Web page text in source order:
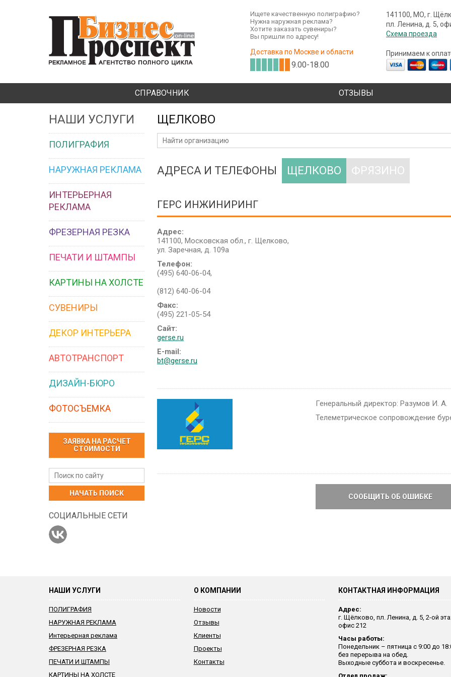
141100, МО, г.
пл. Ленина, д. 5,
Схема проезда
Принимаем к
Ищете качественную полиграфию?
Нужна наружная реклама?
Хотите заказать сувениры?
Вы пришли по адресу!
Доставка по Москве и области
9.00-18.00
СПРАВОЧНИК ОТЗЫВЫ
НАШИ УСЛУГИ
ПОЛИГРАФИЯ
НАРУЖНАЯ РЕКЛАМА
ИНТЕРЬЕРНАЯ
РЕКЛАМА
ФРЕЗЕРНАЯ РЕЗКА
ПЕЧАТИ И ШТАМПЫ
КАРТИНЫ НА ХОЛСТЕ
СУВЕНИРЫ
ДЕКОР ИНТЕРЬЕРА
АВТОТРАНСПОРТ
ДИЗАЙН-БЮРО
ФОТОСЪЕМКА
ЗАЯВКА НА РАСЧЕТ
СТОИМОСТИ
НАЧАТЬ ПОИСК
СОЦИАЛЬНЫЕ СЕТИ
ЩЕЛКОВО
АДРЕСА И ТЕЛЕФОНЫ ЩЕЛКОВО ФРЯЗИНО
ГЕРС ИНЖИНИРИНГ
Адрес:
141100, Московская обл., г. Щелково,
ул. Заречная, д. 109а
Телефон:
(495) 640-06-04,
(812) 640-06-04
Факс:
(495) 221-05-54
Сайт:
gerse.ru
E-mail:
bt@gerse.ru
Генеральный директор: Разумов И. А.
Телеметрическое сопровождение
СООБЩИТЬ ОБ ОШИБКЕ
НАШИ УСЛУГИ
ПОЛИГРАФИЯ
НАРУЖНАЯ РЕКЛАМА
Интерьерная реклама
ФРЕЗЕРНАЯ РЕЗКА
ПЕЧАТИ И ШТАМПЫ
КАРТИНЫ НА ХОЛСТЕ
О КОМПАНИИ
Новости
Отзывы
Клиенты
Проекты
Контакты
КОНТАКТНАЯ ИНФОРМАЦИЯ
Адрес:
г. Щёлково, пл. Ленина, д. 5, 2-ой
офис 212
Часы работы:
Понедельник – пятница с 9:00 до
без перерыва на обед.
Выходные суббота и воскресенье.